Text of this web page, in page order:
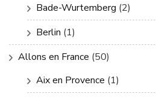
Bade-Wurtemberg (2)
Berlin (1)
Allons en France (50)
Aix en Provence (1)